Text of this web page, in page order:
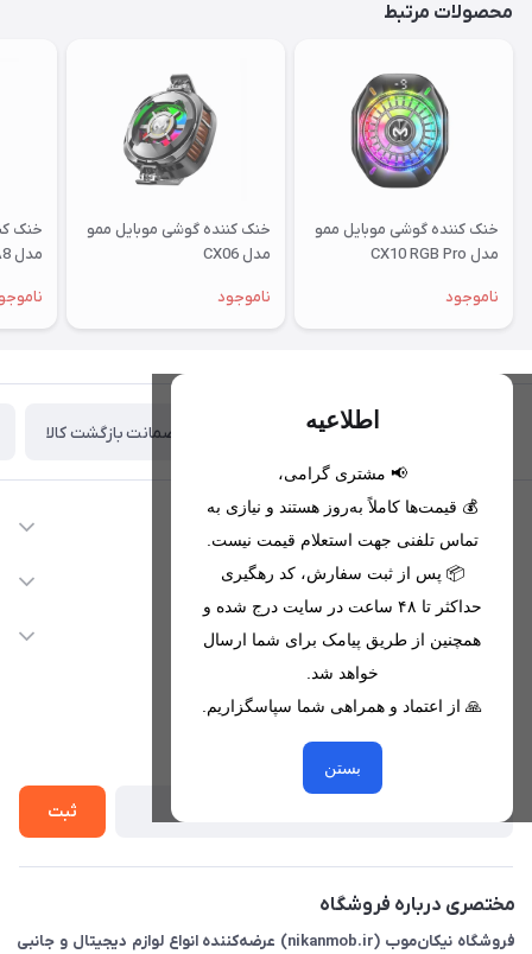
محصولات مرتبط
خنک کننده گوشی موبایل ممو
مدل CX10 RGB Pro
ناموجود
خنک کننده گوشی موبایل ممو
مدل CX06
ناموجود
خنک
مدل DLA8
اطلاعیه
📢 مشتری گرامی،
💰 قیمت‌ها کاملاً به‌روز هستند و نیازی به
تماس تلفنی جهت استعلام قیمت نیست.
📦 پس از ثبت سفارش، کد رهگیری
حداکثر تا ۴۸ ساعت در سایت درج شده و
همچنین از طریق پیامک برای شما ارسال
خواهد شد.
🙏 از اعتماد و همراهی شما سپاسگزاریم.
بستن
تحویل اکسپرس(با هماهنگی) ضمانت بازگشت کالا
اطلاعات تماس
09221680256 - 09373782289
nikanmobstore@gmail.com
هرمزگان، بندرخمیر، شهرک رودبار
دسترسی سریع
لیست محصولات
خدمات مشتریان
حریم خصوصی
از جدید‌ترین تخفیف‌ها با‌ خبر شوید
ثبت
مختصری درباره فروشگاه
فروشگاه نیکان‌موب (nikanmob.ir) عرضه‌کننده انواع لوازم دیجیتال و جانبی